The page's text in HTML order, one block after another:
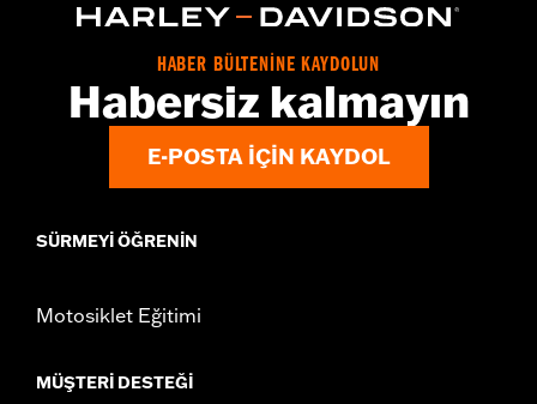
HABER BÜLTENİNE KAYDOLUN
Habersiz kalmayın
E-POSTA IÇIN KAYDOL
SÜRMEYI ÖĞRENIN
Motosiklet Eğitimi
MÜŞTERI DESTEĞI